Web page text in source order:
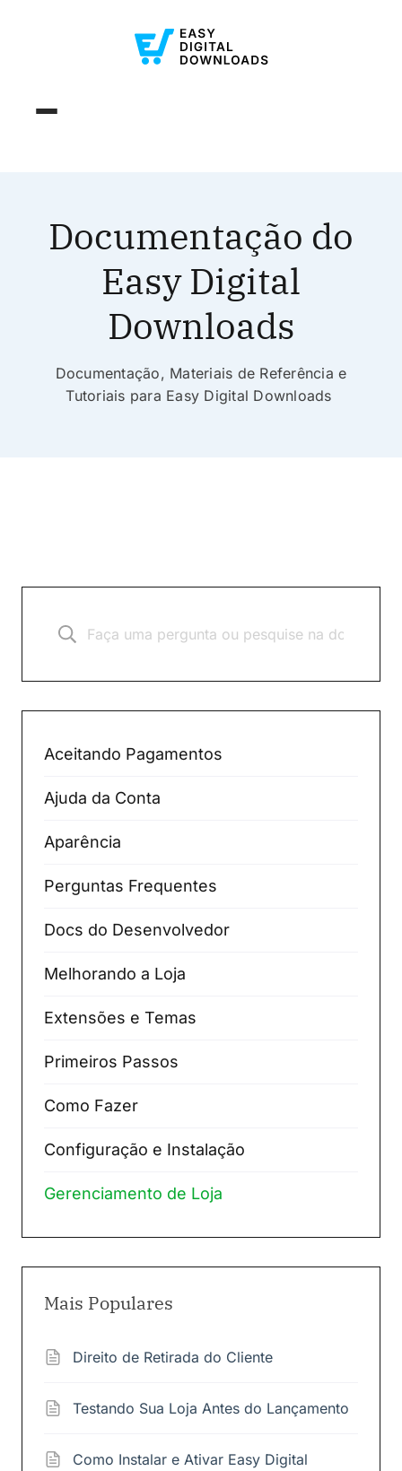
Documentação do
Easy Digital
Downloads
Documentação, Materiais de Referência e
Tutoriais para Easy Digital Downloads
Aceitando Pagamentos
Ajuda da Conta
Aparência
Perguntas Frequentes
Docs do Desenvolvedor
Melhorando a Loja
Extensões e Temas
Primeiros Passos
Como Fazer
Configuração e Instalação
Gerenciamento de Loja
Mais Populares
Direito de Retirada do Cliente
Testando Sua Loja Antes do Lançamento
Como Instalar e Ativar Easy Digital